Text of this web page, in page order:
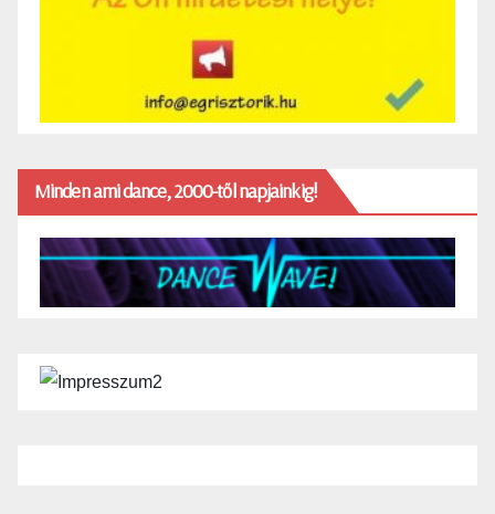
Minden ami dance, 2000-től napjainkig!